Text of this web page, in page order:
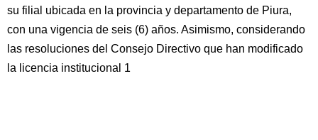
su filial ubicada en la provincia y departamento de Piura,
con una vigencia de seis (6) años. Asimismo, considerando
las resoluciones del Consejo Directivo que han modificado
la licencia institucional 1